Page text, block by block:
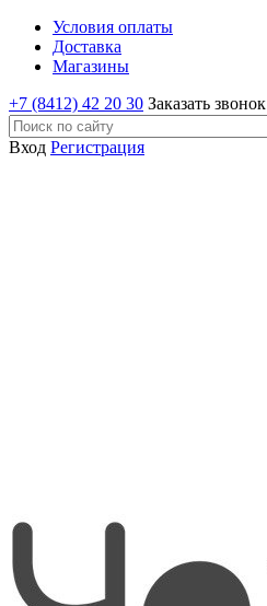
Условия оплаты
Доставка
Магазины
+7 (8412) 42 20 30 Заказать звонок
Вход Регистрация